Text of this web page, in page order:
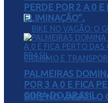
BIKE NO VAGÃO: O
PERDE POR 2 A 0
ELIMINAÇÃO”.
PALMEIRAS
POR 3 A 0 E FICA
COPA DO BRASIL